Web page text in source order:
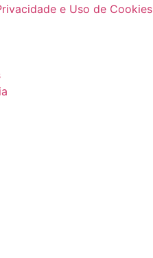
e Uso de Cookies